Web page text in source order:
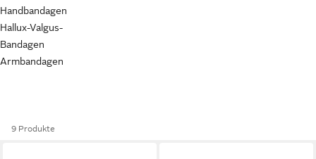
Handbandagen
Hallux-Valgus-
Bandagen
Armbandagen
9 Produkte